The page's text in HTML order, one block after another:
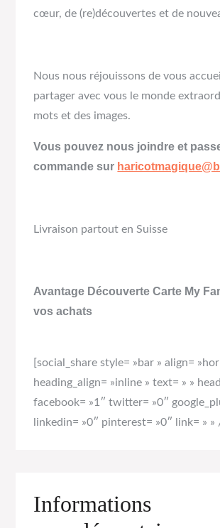
cœur, de (re)découvertes et de
Nous nous réjouissons de vous
partager avec vous le monde
mots et des images.
Vous pouvez nous joindre et
commande sur
Livraison partout en Suisse
Avantage Découverte Carte My
vos achats
[social_share style= »bar » align=
heading_align= »inline » text= » »
facebook= »1″ twitter= »0″
linkedin= »0″ pinterest= »0″ link= » »
Informations